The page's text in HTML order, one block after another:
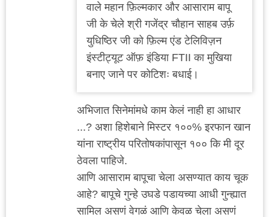
वाले महान फ़िल्मकार और आसाराम बापू
जी के चेले श्री गजेंद्र चौहान साहब उर्फ़
युधिष्ठिर जी को फ़िल्म एंड टेलिविज़न
इंस्टीट्यूट ऑफ़ इंडिया FTII का मुखिया
बनाए जाने पर कोटिशः बधाई।
अभिजात सिनेमांमधे काम केलं नाही हा आधार
...? अशा हिशेबाने मिस्टर १००% इरफान खान
यांना राष्ट्रीय परितोषकांपासून १०० कि मी दूर
ठेवला पाहिजे.
आणि आसाराम बापूचा चेला असण्यात काय चूक
आहे? बापूचे गुन्हे उघडे पडायच्या आधी गुन्ह्यात
सामिल असणं वेगळं आणि केवळ चेला असणं